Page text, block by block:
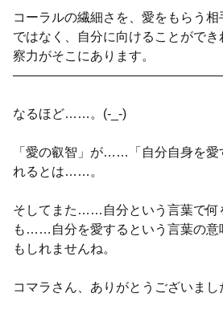
コーラルの繊細さを、愛をもらう
ではなく、自分に向けることがで
察力がそこにあります。
なるほど……。(-_-)
「愛の叡智」が……「自分自身を愛
れるとは……。
そしてまた……自分という言葉で何
も……自分を愛するという言葉の意
もしれませんね。
コマラさん、ありがとうございまし